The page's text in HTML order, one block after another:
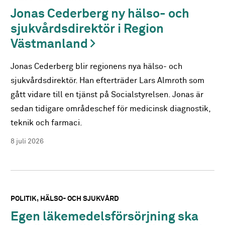
Jonas Cederberg ny hälso- och
sjukvårdsdirektör i Region
Västmanland
Jonas Cederberg blir regionens nya hälso- och
sjukvårdsdirektör. Han efterträder Lars Almroth som
gått vidare till en tjänst på Socialstyrelsen. Jonas är
sedan tidigare områdeschef för medicinsk diagnostik,
teknik och farmaci.
8 juli 2026
POLITIK HÄLSO- OCH SJUKVÅRD
Egen läkemedelsförsörjning ska